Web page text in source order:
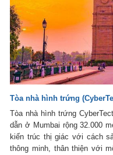
Tòa nhà hình trứng
Tòa nhà hình trứng
dẫn ở Mumbai rộng 32.000
kiến trúc thị giác với cách
thông minh, thân thiện với